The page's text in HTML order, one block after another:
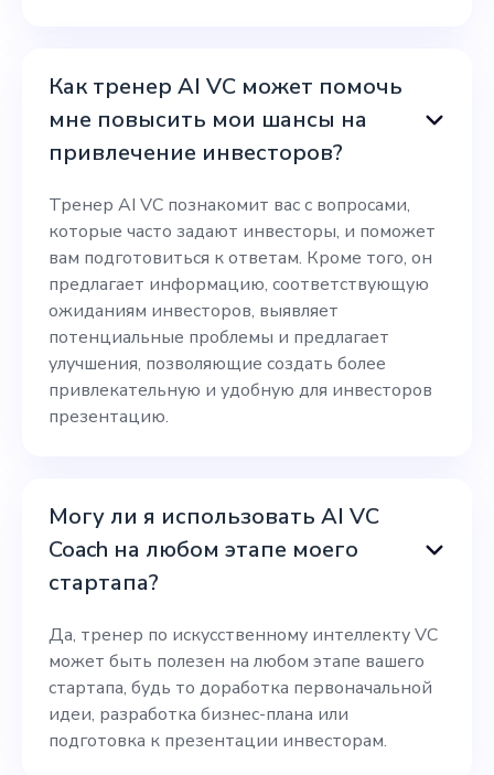
Как тренер AI VC может помочь
мне повысить мои шансы на
привлечение инвесторов?
Тренер AI VC познакомит вас с вопросами,
которые часто задают инвесторы, и поможет
вам подготовиться к ответам. Кроме того, он
предлагает информацию, соответствующую
ожиданиям инвесторов, выявляет
потенциальные проблемы и предлагает
улучшения, позволяющие создать более
привлекательную и удобную для инвесторов
презентацию.
Могу ли я использовать AI VC
Coach на любом этапе моего
стартапа?
Да, тренер по искусственному интеллекту VC
может быть полезен на любом этапе вашего
стартапа, будь то доработка первоначальной
идеи, разработка бизнес-плана или
подготовка к презентации инвесторам.